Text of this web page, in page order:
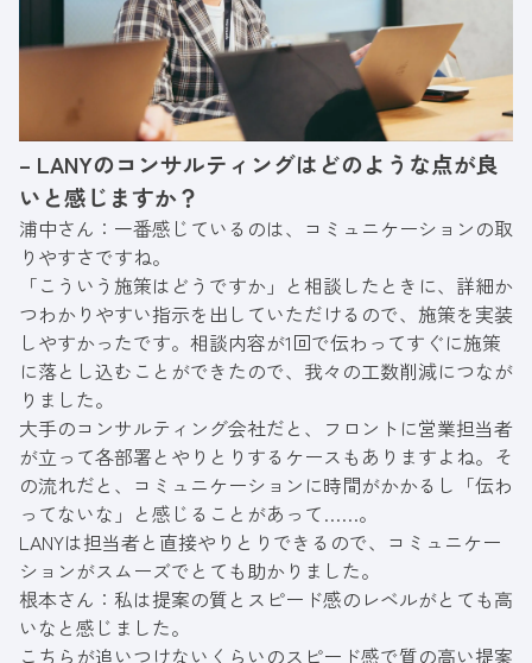
– LANYのコンサルティングはどのような点が良
いと感じますか？
浦中さん：一番感じているのは、コミュニケーションの取
りやすさですね。
「こういう施策はどうですか」と相談したときに、詳細か
つわかりやすい指示を出していただけるので、施策を実装
しやすかったです。相談内容が1回で伝わってすぐに施策
に落とし込むことができたので、我々の工数削減につなが
りました。
大手のコンサルティング会社だと、フロントに営業担当者
が立って各部署とやりとりするケースもありますよね。そ
の流れだと、コミュニケーションに時間がかかるし「伝わ
ってないな」と感じることがあって……。
LANYは担当者と直接やりとりできるので、コミュニケー
ションがスムーズでとても助かりました。
根本さん：私は提案の質とスピード感のレベルがとても高
いなと感じました。
こちらが追いつけないくらいのスピード感で質の高い提案